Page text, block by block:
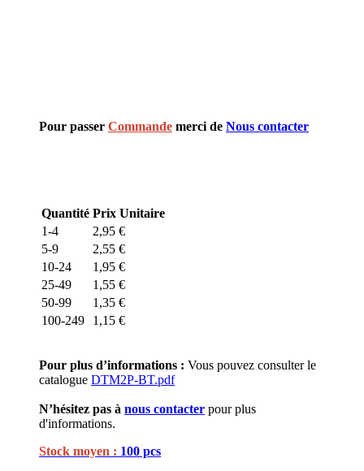
Pour passer Commande merci de Nous contacter
Quantité Prix Unitaire
1-4
2,95 €
5-9
2,55 €
10-24
1,95 €
25-49
1,55 €
50-99
1,35 €
100-249
1,15 €
Pour plus d’informations : Vous pouvez consulter le
catalogue DTM2P-BT.pdf
N’hésitez pas à nous contacter pour plus
d'informations.
Stock moyen : 100 pcs